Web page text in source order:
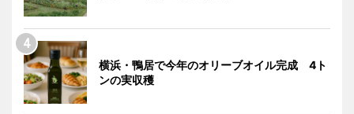
横浜・鴨居で今年のオリーブオイル完成 4ト
ンの実収穫